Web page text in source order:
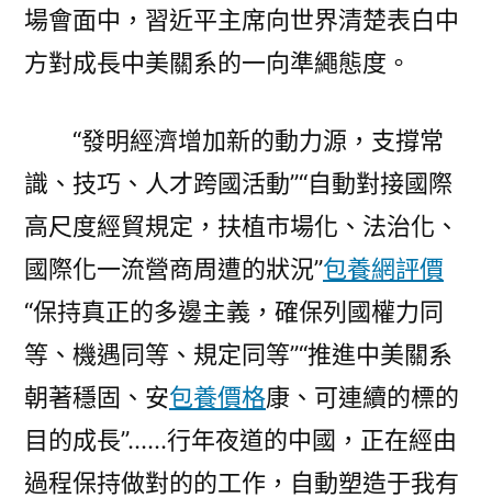
場會面中，習近平主席向世界清楚表白中
方對成長中美關系的一向準繩態度。
“發明經濟增加新的動力源，支撐常
識、技巧、人才跨國活動”“自動對接國際
高尺度經貿規定，扶植市場化、法治化、
國際化一流營商周遭的狀況”包養網評價
“保持真正的多邊主義，確保列國權力同
等、機遇同等、規定同等”“推進中美關系
朝著穩固、安包養價格康、可連續的標的
目的成長”……行年夜道的中國，正在經由
過程保持做對的的工作，自動塑造于我有